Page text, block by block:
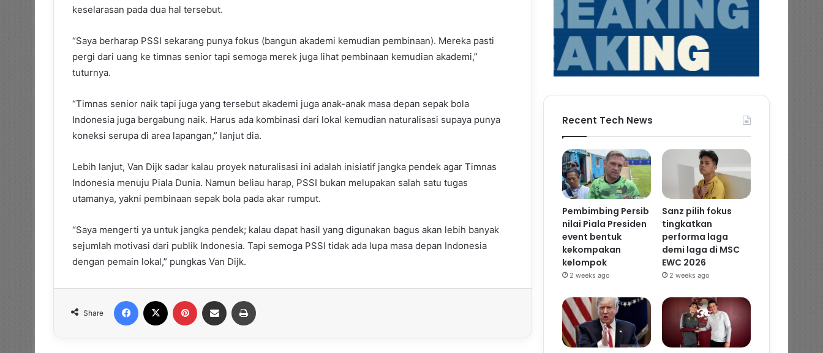
keselarasan pada dua hal tersebut.
“Saya berharap PSSI sekarang punya fokus (bangun akademi kemudian pembinaan). Mereka pasti
pergi dari uang ke timnas senior tapi semoga merek juga lihat pembinaan kemudian akademi,”
tuturnya.
“Timnas senior naik tapi juga yang tersebut akademi juga anak-anak masa depan sepak bola
Indonesia juga bergabung naik. Harus ada kombinasi dari lokal kemudian naturalisasi supaya punya
koneksi serupa di area lapangan,” lanjut dia.
Lebih lanjut, Van Dijk sadar kalau proyek naturalisasi ini adalah inisiatif jangka pendek agar Timnas
Indonesia menuju Piala Dunia. Namun beliau harap, PSSI bukan melupakan salah satu tugas
utamanya, yakni pembinaan sepak bola pada akar rumput.
“Saya mengerti ya untuk jangka pendek; kalau dapat hasil yang digunakan bagus akan lebih banyak
sejumlah motivasi dari publik Indonesia. Tapi semoga PSSI tidak ada lupa masa depan Indonesia
dengan pemain lokal,” pungkas Van Dijk.
Share
Recent Tech News
Pembimbing Persib
nilai Piala Presiden
event bentuk
kekompakan
kelompok
2 weeks ago
Sanz pilih fokus
tingkatkan
performa laga
demi laga di MSC
EWC 2026
2 weeks ago